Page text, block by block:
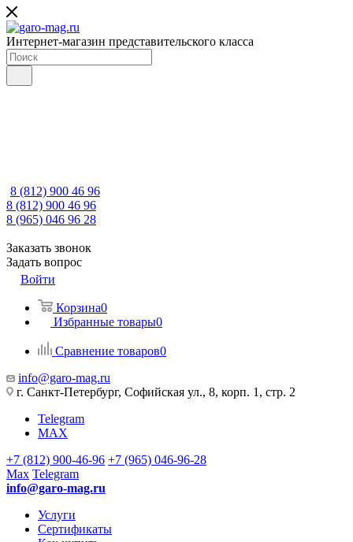
Интернет-магазин представительского класса
8 (812) 900 46 96
8 (812) 900 46 96
8 (965) 046 96 28
Заказать звонок
Задать вопрос
Войти
Корзина0
Избранные товары0
Сравнение товаров0
info@garo-mag.ru
г. Санкт-Петербург, Софийская ул., 8, корп. 1, стр. 2
Telegram
MAX
+7 (812) 900-46-96 +7 (965) 046-96-28
Max Telegram
info@garo-mag.ru
Услуги
Сертификаты